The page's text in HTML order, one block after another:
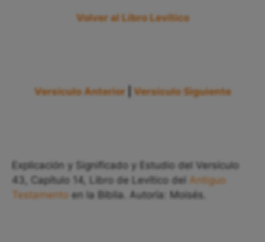
Volver al Libro Levítico
Versículo Anterior Versículo Siguiente
Explicación y Significado y Estudio del Versículo
43, Capítulo 14, Libro de Levítico del Antiguo
Testamento en la Biblia. Autoría: Moisés.